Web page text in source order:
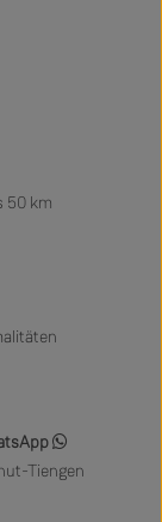
50 km
Tiengen